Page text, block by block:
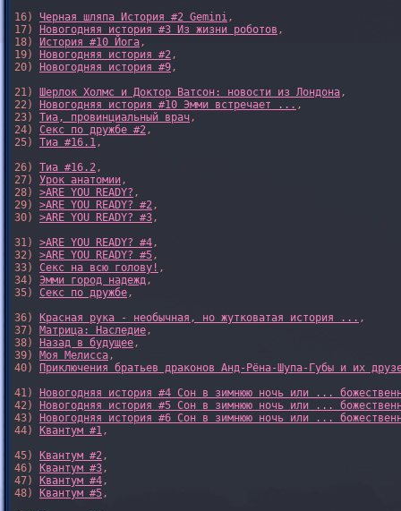
16) Черная шляпа История #2 Gemini,
17)
Новогодняя история #3 Из жизни роботов ,
18)
История #10 Йога,
19)
Новогодняя история #2,
20)
Новогодняя история #9,
21) Шерлок Холмс и Доктор Ватсон: новости из Лондона,
22)
Новогодняя история #10 Эмми встречает ... ,
23) Тиа, провинциальный врач,
24) Секс по дружбе #2,
25) Тиа #16.1,
26) Тиа #16.2,
27) Урок анатомии,
28) >ARE YOU READY? ,
29) >ARE YOU READY? #2,
30) >ARE YOU READY? #3,
31) >ARE YOU READY? #4,
32) >ARE YOU READY? #5,
33) Секс на всю голову! ,
34) Эмми город надежд,
35) Секс по дружбе,
36)
Красная рука - необычная, но жутковатая история ... ,
37) Матрица: Наследие,
38)
Назад в будущее,
39) Моя Мелисса,
40)
Приключения братьев драконов Анд-Рёна-Шупа-Губы и их
41)
Новогодняя история #4 Сон в зимнюю ночь или ...
42)
Новогодняя история #5 Сон в зимнюю ночь или ...
43)
Новогодняя история #6 Сон в зимнюю ночь или ...
44)
Квантум #1,
45)
Квантум #2,
46)
Квантум #3,
47)
Квантум #4,
48)
Квантум #5,